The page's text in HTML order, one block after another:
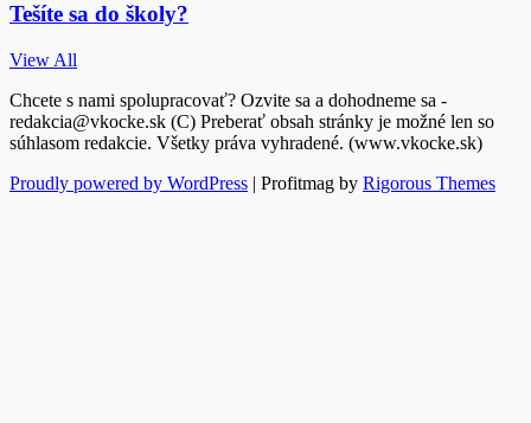
Tešíte sa do školy?
View All
Chcete s nami spolupracovať? Ozvite sa a dohodneme sa -
redakcia@vkocke.sk (C) Preberať obsah stránky je možné len so
súhlasom redakcie. Všetky práva vyhradené. (www.vkocke.sk)
Proudly powered by WordPress | Profitmag by Rigorous Themes